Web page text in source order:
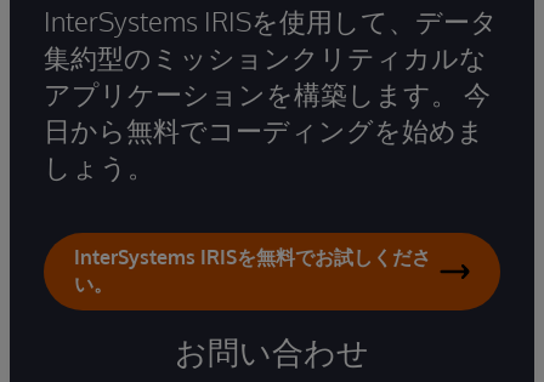
InterSystems IRISを使用して、データ
集約型のミッションクリティカルな
アプリケーションを構築します。 今
日から無料でコーディングを始めま
しょう。
InterSystems IRISを無料でお試しくださ
い。
お問い合わせ